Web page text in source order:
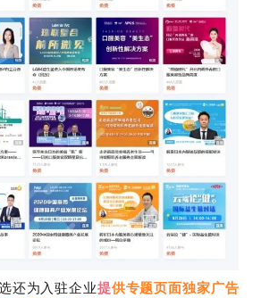
还为入驻企业提供专题页面独家广告